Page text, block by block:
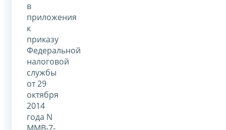
в
приложения
к
приказу
Федеральной
налоговой
службы
от 29
октября
2014
года N
ММВ-7-